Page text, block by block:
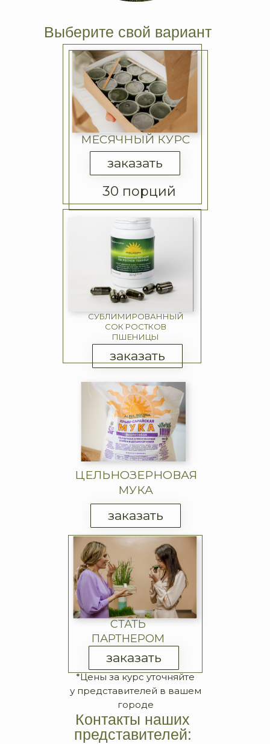
Выберите свой вариант
МЕСЯЧНЫЙ КУРС
СУБЛИМИРОВАННЫЙ
СОК РОСТКОВ
ПШЕНИЦЫ
СТАТЬ
ПАРТНЕРОМ
30 порций
заказать
заказать
заказать
ЦЕЛЬНОЗЕРНОВАЯ
МУКА
заказать
Контакты наших
представителей:
*Цены за курс уточняйте
у представителей в вашем
городе